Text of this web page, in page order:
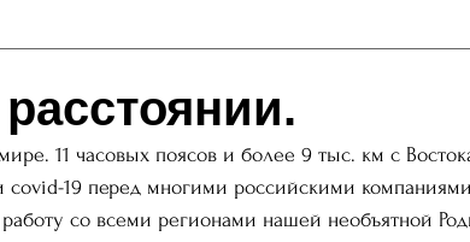
11 часовых поясов и более 9 тыс. км с
covid-19 перед многими российскими
со всеми регионами нашей необъятной